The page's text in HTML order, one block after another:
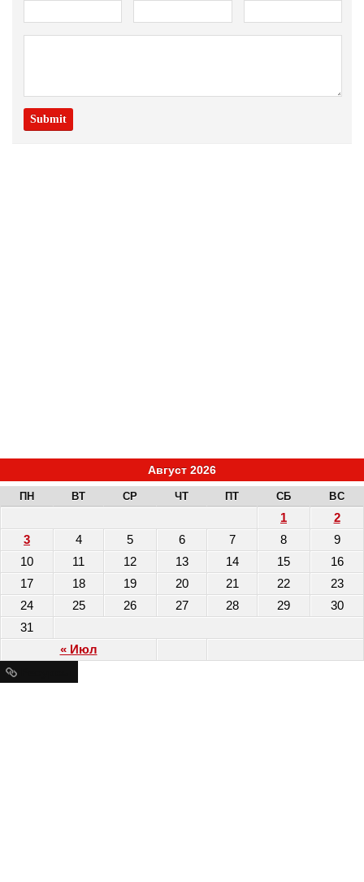
Август 2026
ПН ВТ СР ЧТ ПТ СБ ВС
« Июл
1
2
3
4 5 6 7 8
9
10
11 12 13 14 15
16
17
18 19 20 21 22
23
24
25 26 27 28 29
30
31